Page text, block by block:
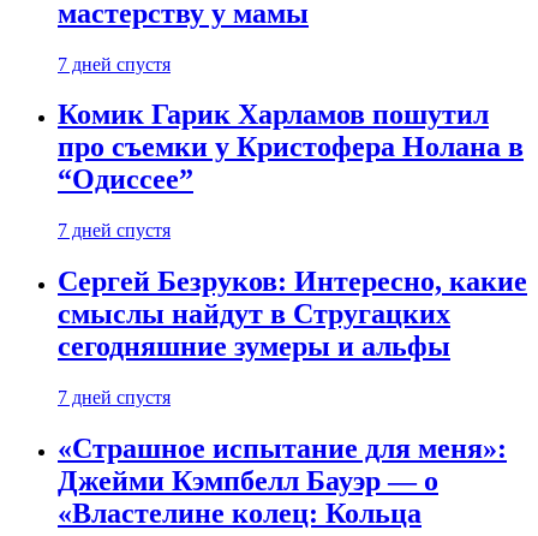
мастерству у мамы
7 дней спустя
Комик Гарик Харламов пошутил
про съемки у Кристофера Нолана в
“Одиссее”
7 дней спустя
Сергей Безруков: Интересно, какие
смыслы найдут в Стругацких
сегодняшние зумеры и альфы
7 дней спустя
«Страшное испытание для меня»:
Джейми Кэмпбелл Бауэр — о
«Властелине колец: Кольца